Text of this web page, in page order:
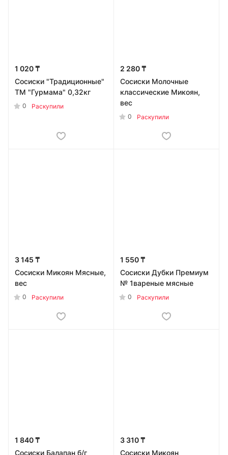
1 020 ₸
Сосиски "Традиционные"
ТМ "Гурмама" 0,32кг
0 Раскупили
2 280 ₸
Сосиски Молочные
классические Микоян,
вес
0 Раскупили
3 145 ₸
Сосиски Микоян Мясные,
вес
0 Раскупили
1 550 ₸
Сосиски Дубки Премиум
№ 1вареные мясные
0 Раскупили
1 840 ₸
Сосиски Балапан б/г
3 310 ₸
Сосиски Микоян